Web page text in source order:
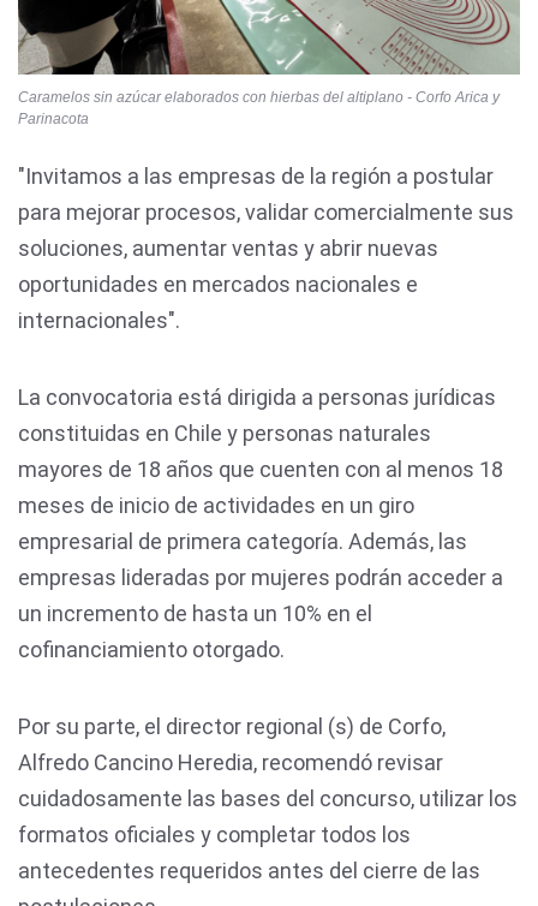
Caramelos sin azúcar elaborados con hierbas del altiplano - Corfo Arica y
Parinacota
"Invitamos a las empresas de la región a postular
para mejorar procesos, validar comercialmente sus
soluciones, aumentar ventas y abrir nuevas
oportunidades en mercados nacionales e
internacionales".
La convocatoria está dirigida a personas jurídicas
constituidas en Chile y personas naturales
mayores de 18 años que cuenten con al menos 18
meses de inicio de actividades en un giro
empresarial de primera categoría. Además, las
empresas lideradas por mujeres podrán acceder a
un incremento de hasta un 10% en el
cofinanciamiento otorgado.
Por su parte, el director regional (s) de Corfo,
Alfredo Cancino Heredia, recomendó revisar
cuidadosamente las bases del concurso, utilizar los
formatos oficiales y completar todos los
antecedentes requeridos antes del cierre de las